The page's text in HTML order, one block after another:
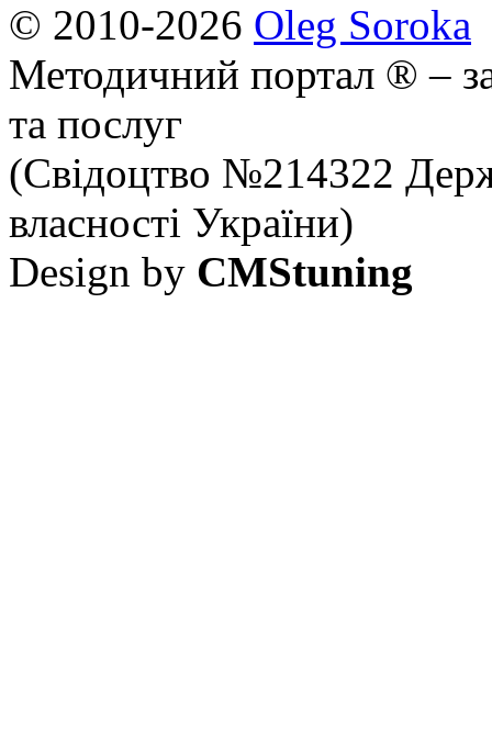
© 2010-2026 Oleg Soroka
Методичний портал ® –
та послуг
(Свідоцтво №214322
власності України)
Design by CMStuning